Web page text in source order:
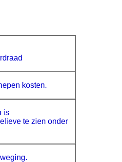
kosten.
is
te zien onder